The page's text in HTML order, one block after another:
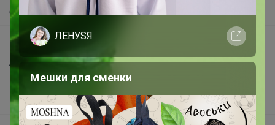
О нас
Все предложения
Анонсы
Новости
Поддержка альпак
ЛЕНУSЯ
Мешки для сменки